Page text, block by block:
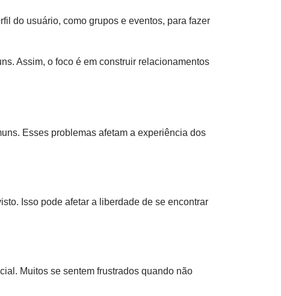
do usuário, como grupos e eventos, para fazer
Assim, o foco é em construir relacionamentos
Esses problemas afetam a experiência dos
Isso pode afetar a liberdade de se encontrar
Muitos se sentem frustrados quando não